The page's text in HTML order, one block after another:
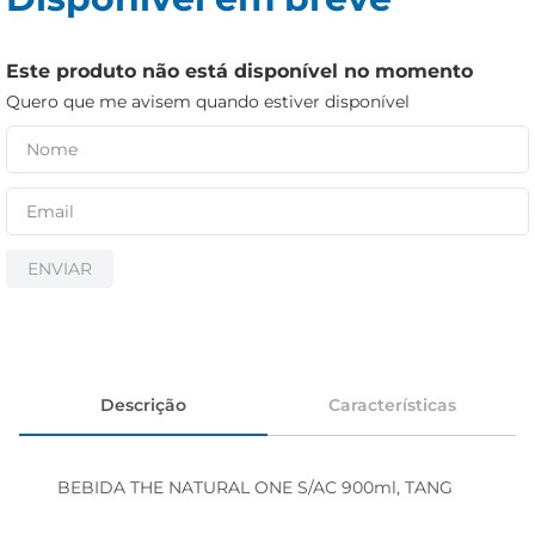
Este produto não está disponível no momento
Quero que me avisem quando estiver disponível
ENVIAR
Descrição Características
BEBIDA THE NATURAL ONE S/AC 900ml, TANG
iogurte
papel higiênico
cerveja